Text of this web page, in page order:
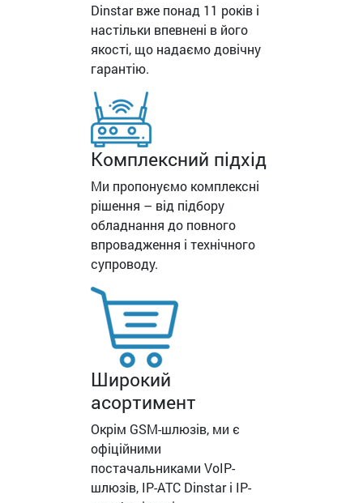
Dinstar вже понад 11 років і
настільки впевнені в його
якості, що надаємо довічну
гарантію.
Комплексний підхід
Ми пропонуємо комплексні
рішення – від підбору
обладнання до повного
впровадження і технічного
супроводу.
Широкий
асортимент
Окрім GSM-шлюзів, ми є
офіційними
постачальниками VoIP-
шлюзів, IP-ATC Dinstar і IP-